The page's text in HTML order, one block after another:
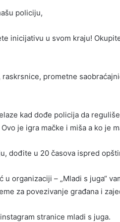
policiju,
inicijativu u svom kraju!
prometne
kad dođe policija da
je igra mačke i miša a ko je
dođite u 20 časova ispred
u organizaciji – „Mladi s juga“
za povezivanje građana i
stranice mladi s juga.